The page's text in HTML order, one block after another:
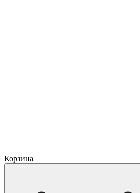
Корзина